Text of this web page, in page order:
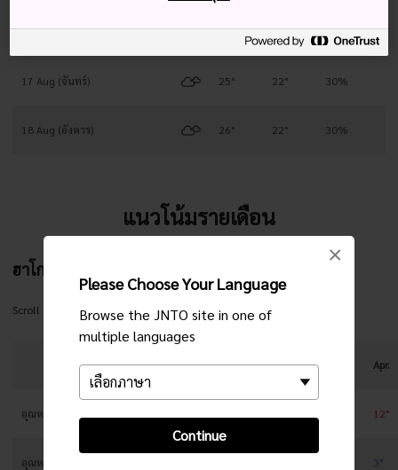
Please Choose Your Language
Browse the JNTO site in one of
multiple languages
Continue
×
16 Aug (อาทิตย์) 27° 22° 30%
17 Aug (จันทร์) 25° 22° 30%
18 Aug (อังคาร) 26° 22° 30%
แนวโน้มรายเดือน
ฮาโกะดาเตะ
Scroll Right
Jan. Feb. Mar. Apr.
อุณหภูมิสูงสุด 12°
อุณหภูมิต่ำสุด 3°